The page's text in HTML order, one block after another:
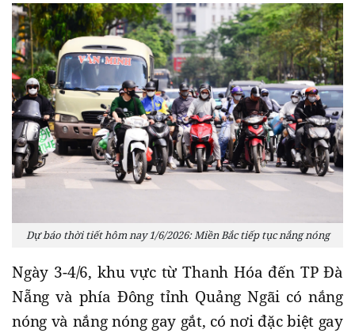
Dự báo thời tiết hôm nay 1/6/2026: Miền Bắc tiếp tục nắng nóng
Ngày 3-4/6, khu vực từ Thanh Hóa đến TP Đà
Nẵng và phía Đông tỉnh Quảng Ngãi có nắng
nóng và nắng nóng gay gắt, có nơi đặc biệt gay